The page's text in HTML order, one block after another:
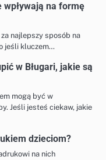
na formę
najlepszy sposób na
jeśli kluczem…
w Bługari, jakie są
mogą być w
Jeśli jesteś ciekaw, jakie
dzieciom?
na nich